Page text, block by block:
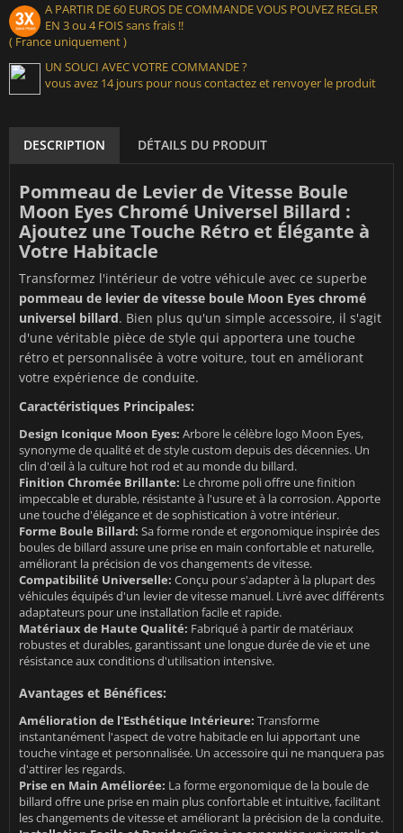
A PARTIR DE 60 EUROS DE COMMANDE VOUS POUVEZ REGLER
EN 3 ou 4 FOIS sans frais !!
( France uniquement )
UN SOUCI AVEC VOTRE COMMANDE ?
vous avez 14 jours pour nous contactez et renvoyer le produit
DESCRIPTION DÉTAILS DU PRODUIT
Pommeau de Levier de Vitesse Boule
Moon Eyes Chromé Universel Billard :
Ajoutez une Touche Rétro et Élégante à
Votre Habitacle
Transformez l'intérieur de votre véhicule avec ce superbe
pommeau de levier de vitesse boule Moon Eyes chromé
universel billard. Bien plus qu'un simple accessoire, il s'agit
d'une véritable pièce de style qui apportera une touche
rétro et personnalisée à votre voiture, tout en améliorant
votre expérience de conduite.
Caractéristiques Principales:
Design Iconique Moon Eyes: Arbore le célèbre logo Moon Eyes,
synonyme de qualité et de style custom depuis des décennies. Un
clin d'œil à la culture hot rod et au monde du billard.
Finition Chromée Brillante: Le chrome poli offre une finition
impeccable et durable, résistante à l'usure et à la corrosion. Apporte
une touche d'élégance et de sophistication à votre intérieur.
Forme Boule Billard: Sa forme ronde et ergonomique inspirée des
boules de billard assure une prise en main confortable et naturelle,
améliorant la précision de vos changements de vitesse.
Compatibilité Universelle: Conçu pour s'adapter à la plupart des
véhicules équipés d'un levier de vitesse manuel. Livré avec différents
adaptateurs pour une installation facile et rapide.
Matériaux de Haute Qualité: Fabriqué à partir de matériaux
robustes et durables, garantissant une longue durée de vie et une
résistance aux conditions d'utilisation intensive.
Avantages et Bénéfices:
Amélioration de l'Esthétique Intérieure: Transforme
instantanément l'aspect de votre habitacle en lui apportant une
touche vintage et personnalisée. Un accessoire qui ne manquera pas
d'attirer les regards.
Prise en Main Améliorée: La forme ergonomique de la boule de
billard offre une prise en main plus confortable et intuitive, facilitant
les changements de vitesse et améliorant la précision de la conduite.